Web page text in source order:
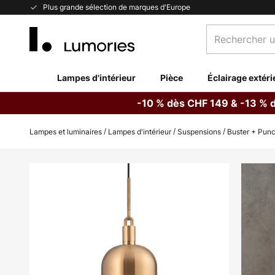
Plus grande sélection de marques d'Europe
Allez
un
catégorie...
Lampes d'intérieur Pièce Éclairage
-10 % dès CHF 149 & -13 %
Lampes et luminaires Lampes d'intérieur Suspensions Buster +